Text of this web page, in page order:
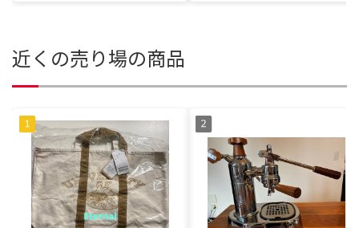
近くの売り場の商品